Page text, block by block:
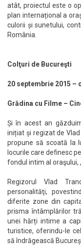
atât, proiectul este o
plan internațional a
culorii și sunetului,
România.
Colţuri de Bucureşti
20 septembrie 2015 –
Grădina cu Filme –
Și în acest an
inițiat și regizat de
propune să scoată la
locurile care definesc
fondul intim al oraşului,
Regizorul Vlad
personalităţi,
diferite zone din
prisma întâmplărilor
unei hărți intime a
turistice, oferindu-le
să îndrăgească